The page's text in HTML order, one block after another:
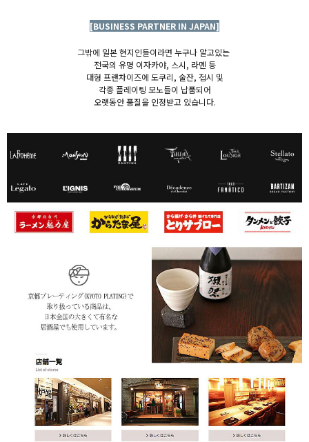
[BUSINESS PARTNER IN JAPAN]
그밖에 일본 현지인들이라면 누구나 알고있는
전국의 유명 이자카야, 스시, 라멘 등
대형 프랜차이즈에 도쿠리, 술잔, 접시 및
각종 플레이팅 모노들이 납품되어
오랫동안 품질을 인정받고 있습니다.